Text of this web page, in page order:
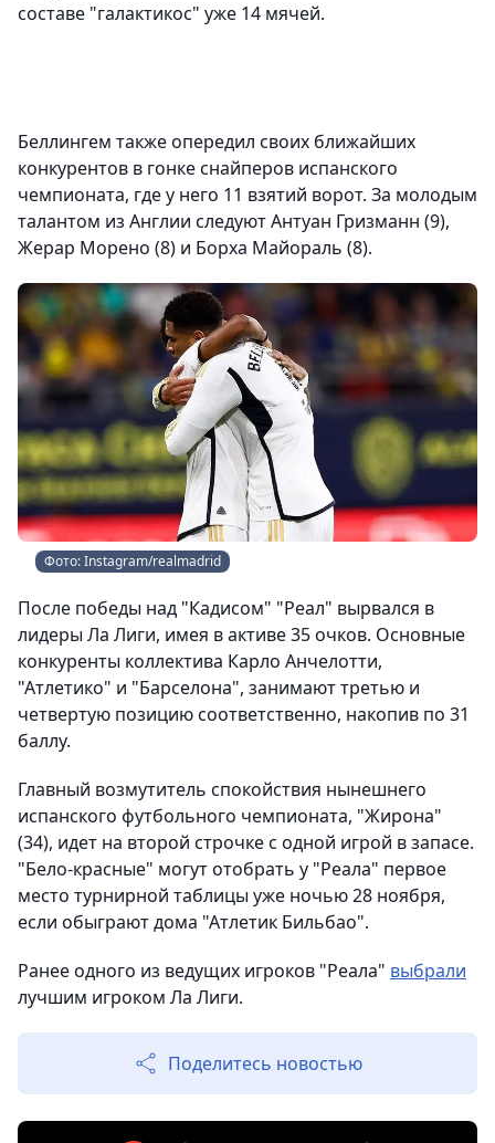
составе "галактикос" уже 14 мячей.
Беллингем также опередил своих ближайших
конкурентов в гонке снайперов испанского
чемпионата, где у него 11 взятий ворот. За молодым
талантом из Англии следуют Антуан Гризманн (9),
Жерар Морено (8) и Борха Майораль (8).
Фото: Instagram/realmadrid
После победы над "Кадисом" "Реал" вырвался в
лидеры Ла Лиги, имея в активе 35 очков. Основные
конкуренты коллектива Карло Анчелотти,
"Атлетико" и "Барселона", занимают третью и
четвертую позицию соответственно, накопив по 31
баллу.
Главный возмутитель спокойствия нынешнего
испанского футбольного чемпионата, "Жирона"
(34), идет на второй строчке с одной игрой в запасе.
"Бело-красные" могут отобрать у "Реала" первое
место турнирной таблицы уже ночью 28 ноября,
если обыграют дома "Атлетик Бильбао".
Ранее одного из ведущих игроков "Реала" выбрали
лучшим игроком Ла Лиги.
Поделитесь новостью